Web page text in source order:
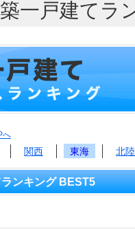
一戸建てラ
へ
関西 東海 北
ンキング BEST5